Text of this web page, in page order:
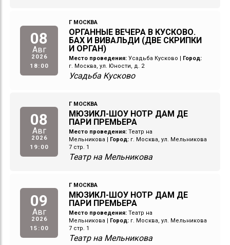
08
Авг
2026
18:00
Г МОСКВА
ОРГАННЫЕ ВЕЧЕРА В КУСКОВО.
БАХ И ВИВАЛЬДИ (ДВЕ СКРИПКИ
И ОРГАН)
Место проведения: Усадьба Кусково
Город:
г. Москва, ул. Юности, д. 2
Усадьба Кусково
08
Авг
2026
19:00
Г МОСКВА
МЮЗИКЛ-ШОУ НОТР ДАМ ДЕ
ПАРИ ПРЕМЬЕРА
Место проведения: Театр на
Мельникова
Город: г. Москва, ул. Мельникова
7 стр. 1
Театр на Мельникова
09
Авг
2026
15:00
Г МОСКВА
МЮЗИКЛ-ШОУ НОТР ДАМ ДЕ
ПАРИ ПРЕМЬЕРА
Место проведения: Театр на
Мельникова
Город: г. Москва, ул. Мельникова
7 стр. 1
Театр на Мельникова